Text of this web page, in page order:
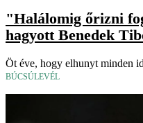
"Halálomig őrizni
hagyott Benedek
Öt éve, hogy elhunyt minden
BÚCSÚLEVÉL